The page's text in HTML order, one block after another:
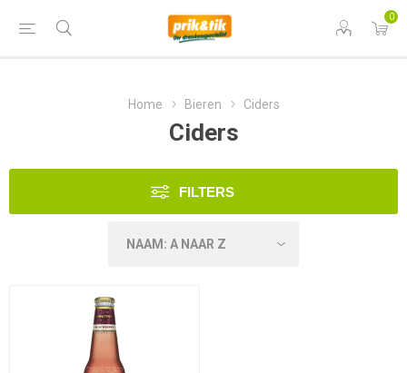
0
Home Bieren Ciders
Ciders
FILTERS